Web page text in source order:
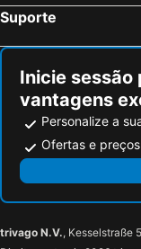
Suporte
Inicie
vantagens
Personalize a
Ofertas e
trivago N.V., Kesselstraße